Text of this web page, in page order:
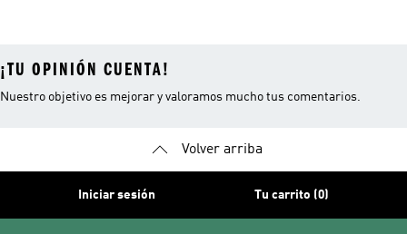
¡TU OPINIÓN CUENTA!
Nuestro objetivo es mejorar y valoramos mucho tus comentarios.
Volver arriba
Iniciar sesión Tu carrito (0)